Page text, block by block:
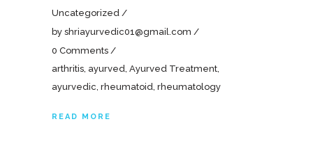
Uncategorized
by shriayurvedic01@gmail.com
0 Comments
arthritis, ayurved, Ayurved Treatment,
ayurvedic, rheumatoid, rheumatology
READ MORE